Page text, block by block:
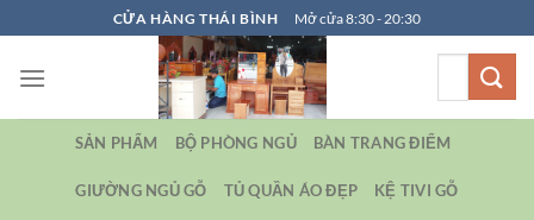
qua
nội
CỬA HÀNG THÁI BÌNH Mở cửa 8:30 - 20:30
SẢN PHẨM BỘ PHÒNG NGỦ BÀN TRANG ĐIỂM
GIƯỜNG NGỦ GỖ TỦ QUẦN ÁO ĐẸP KỆ TIVI GỖ